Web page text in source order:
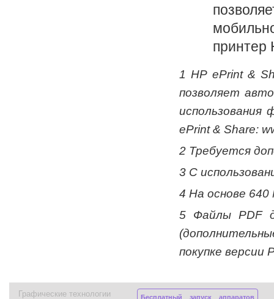
принтер
1 HP ePrint &
позволяет
использования
ePrint & Share:
2 Требуется
3 С
4 На основе
5 Файлы PDF
покупке версии
Графические технологии Бесплатный запуск аппаратов